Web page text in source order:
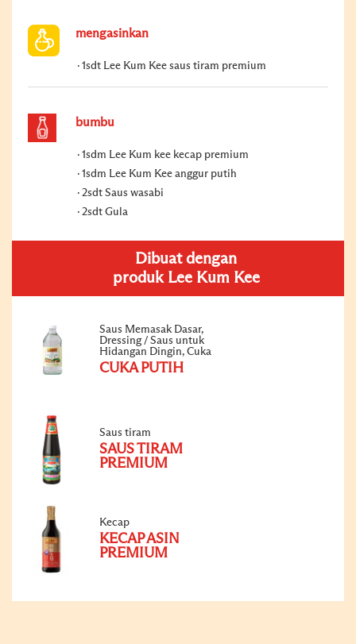
mengasinkan
1sdt Lee Kum Kee saus tiram premium
bumbu
1sdm Lee Kum kee kecap premium
1sdm Lee Kum Kee anggur putih
2sdt Saus wasabi
2sdt Gula
Dibuat dengan
produk Lee Kum Kee
Saus Memasak Dasar,
Dressing / Saus untuk
Hidangan Dingin, Cuka
CUKA PUTIH
Saus tiram
SAUS TIRAM
PREMIUM
Kecap
KECAP ASIN
PREMIUM